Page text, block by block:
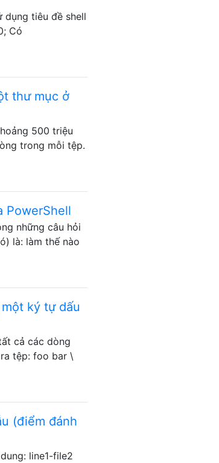
dụng tiêu đề shell
Có
thư mục ở
500 triệu
trong mỗi tệp.
PowerShell
những câu hỏi
là: làm thế nào
ký tự dấu
cả các dòng
tệp: foo bar \
(điểm đánh
line1-file2